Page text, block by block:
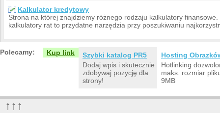
Kalkulator kredytowy
Strona na której znajdziemy różnego rodzaju kalkulatory
kalkulatory rat to przydatne narzędzia przy poszukiwaniu
Polecamy: Kup link
Szybki katalog PR5
Dodaj wpis i skutecznie
zdobywaj pozycję dla
strony!
Hosting
Hotlinking
maks. rozmiar
9MB
↑↑↑